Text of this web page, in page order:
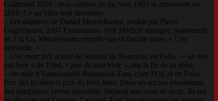
Gallimard 2020 : trois copines en fac vers 1995 se retrouvent en
2010. Ce qu’elles sont devenues.
– Les disparus de Daniel Mendelssohn, traduit par Pierre
Guglielmina, 2007 Flammarion. Prix Médicis étranger, maintenant
en J’ai Lu. Mendelssohn enquête sur sa famille juive. « Une
merveille . »
– Une mort très douce de Simone de Beauvoir, en Folio : » un très
joli livre » de 1964, « pas du tout triste », sur la fin de sa mère.
– Arcadie d’Emmanuelle Bayamack-Tam, chez POL et en Folio.
Prix des lycéens et prix du livre Inter. Dans un ancien pensionnat,
des marginaux vivent ensemble, forment une sorte de secte. Ils ont